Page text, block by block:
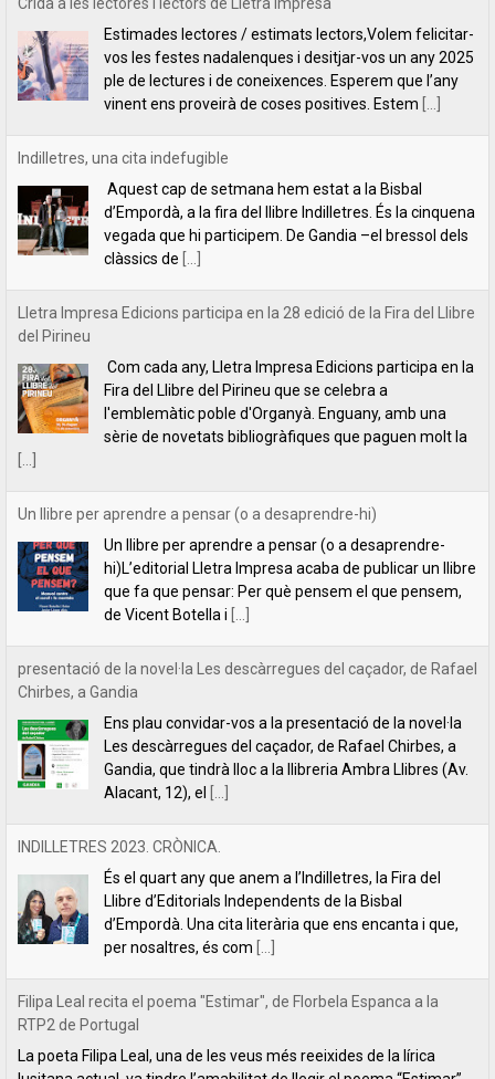
Aquest cap de setmana hem estat a la Bisbal
d’Empordà, a la fira del llibre Indilletres. És la cinquena
vegada que hi participem. De Gandia –el bressol dels
clàssics de[...]
Lletra Impresa Edicions participa en la 28 edició de la Fira del Llibre
del Pirineu
Com cada any, Lletra Impresa Edicions participa en la
Fira del Llibre del Pirineu que se celebra a
l'emblemàtic poble d'Organyà. Enguany, amb una
sèrie de novetats bibliogràfiques que paguen molt la
Un llibre per aprendre a pensar (o a desaprendre-hi)
Un llibre per aprendre a pensar (o a desaprendre-
hi)L’editorial Lletra Impresa acaba de publicar un llibre
que fa que pensar: Per què pensem el que pensem,
de Vicent Botella i[...]
presentació de la novel·la Les descàrregues del caçador, de Rafael
Chirbes, a Gandia
Ens plau convidar-vos a la presentació de la novel·la
Les descàrregues del caçador, de Rafael Chirbes, a
Gandia, que tindrà lloc a la llibreria Ambra Llibres (Av.
Alacant, 12), el [...]
INDILLETRES 2023. CRÒNICA.
És el quart any que anem a l’Indilletres, la Fira del
Llibre d’Editorials Independents de la Bisbal
d’Empordà. Una cita literària que ens encanta i que,
per nosaltres, és com[...]
Filipa Leal recita el poema "Estimar", de Florbela Espanca a la
RTP2 de Portugal
La poeta Filipa Leal, una de les veus més reeixides de la lírica
lusitana actual, va tindre l’amabilitat de llegir el poema “Estimar”
de Florbela Espanca al programa de literatura[...]
Florbela Espanca, la diva de les lletres portugueses
L’editorial Lletra Impresa acaba de publicar en català
la primera obra íntegra de poesia de Florbela
Espanca. Es tracta de Bruc en flor (Charneca em flor,